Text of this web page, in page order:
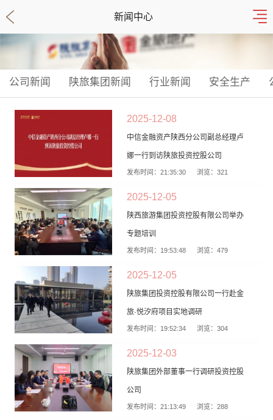
新闻中心
公司新闻 陕旅集团新闻 行业新闻 安全生产
2025-12-08
中信金融资产陕西分公司副总经理卢
娜一行到访陕旅投资控股公司
发布时间：21:35:30 浏览：321
2025-12-05
陕西旅游集团投资控股有限公司举办
专题培训
发布时间：19:53:48 浏览：479
2025-12-05
陕旅集团投资控股有限公司一行赴金
旅·悦汐府项目实地调研
发布时间：19:52:34 浏览：304
2025-12-03
陕旅集团外部董事一行调研投资控股
公司
发布时间：21:13:49 浏览：288